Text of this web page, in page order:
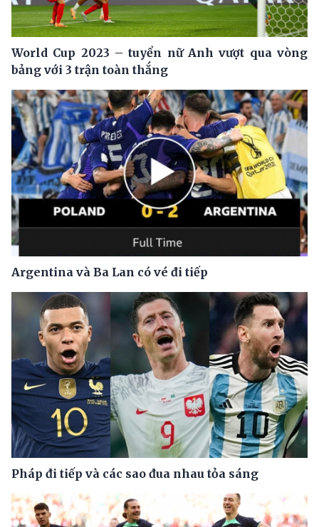
World Cup 2023 – tuyển nữ Anh vượt qua vòng
bảng với 3 trận toàn thắng
Argentina và Ba Lan có vé đi tiếp
Pháp đi tiếp và các sao đua nhau tỏa sáng